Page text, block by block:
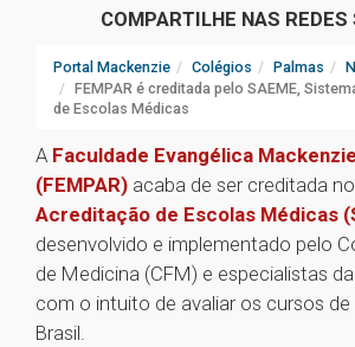
COMPARTILHE NAS REDES
Portal Mackenzie Colégios Palmas
FEMPAR é creditada pelo SAEME,
de Escolas Médicas
A Faculdade Evangélica
(FEMPAR) acaba de ser creditada no
Acreditação de Escolas Médicas
desenvolvido e implementado pelo
de Medicina (CFM) e especialistas
com o intuito de avaliar os cursos
Brasil.